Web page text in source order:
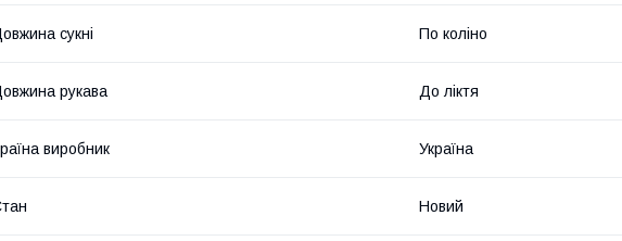
сукні По коліно
рукава До ліктя
виробник Україна
Новий